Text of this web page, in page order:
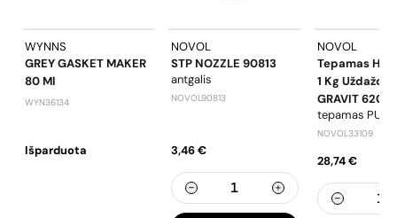
WYNNS
GREY GASKET MAKER
80 Ml
WYN36134
Išparduota
NOVOL
STP NOZZLE 90813
antgalis
NOVOL90813
3,46 €
NOVOL
Tepamas
1 Kg
GRAVIT 620
tepamas PU
NOVOL33109
28,74 €